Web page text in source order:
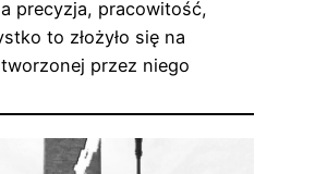
precyzja, pracowitość,
to złożyło się na
przez niego